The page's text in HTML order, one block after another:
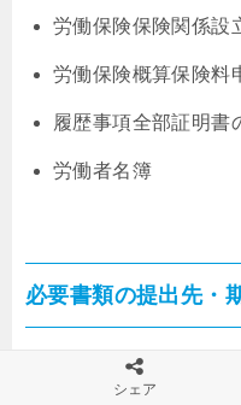
労働保険保険関係設
労働保険概算保険料
履歴事項全部証明書
労働者名簿
必要書類の提出先・
雇用保険の申請を進め
シェア